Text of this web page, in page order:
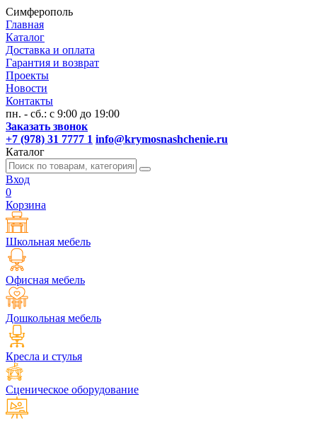
Симферополь
Главная
Каталог
Доставка и оплата
Гарантия и возврат
Проекты
Новости
Контакты
пн. - сб.: с 9:00 до 19:00
Заказать звонок
+7 (978) 31 7777 1 info@krymosnashchenie.ru
Каталог
Вход
0
Корзина
Школьная мебель
Офисная мебель
Дошкольная мебель
Кресла и стулья
Сценическое оборудование